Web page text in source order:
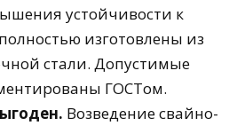
устойчивости к
изготовлены из
стали. Допустимые
ГОСТом.
Возведение свайно-